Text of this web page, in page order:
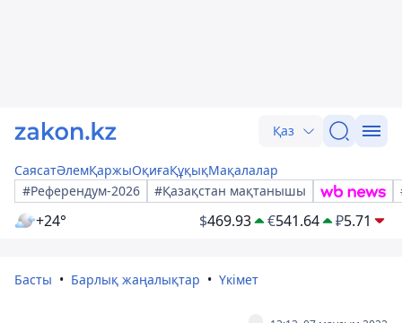
Қаз
СаясатӘлемҚаржыОқиғаҚұқықМақалалар
#Референдум-2026
#Қазақстан мақтанышы
+24° $469.93 €541.64 ₽5.71
Басты Барлық жаңалықтар Үкімет